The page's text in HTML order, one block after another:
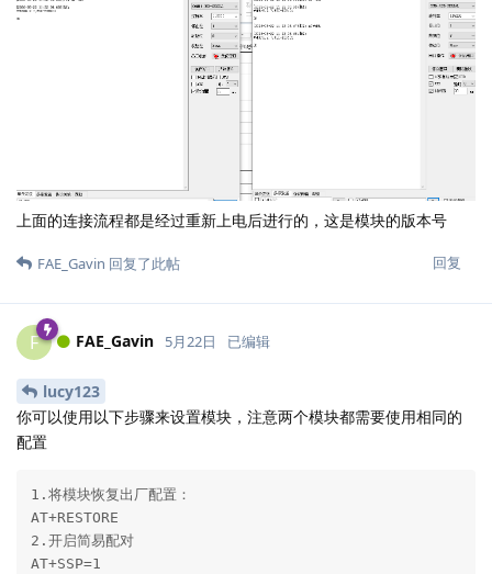
上面的连接流程都是经过重新上电后进行的，这是模块的版本号
回复
FAE_Gavin 回复了此帖
F FAE_Gavin 5月22日 已编辑
lucy123
你可以使用以下步骤来设置模块，注意两个模块都需要使用相同的
配置
1.将模块恢复出厂配置：
AT+RESTORE
2.开启简易配对
AT+SSP=1